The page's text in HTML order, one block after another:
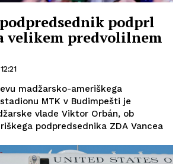
podprl
velikem predvolilnem
madžarsko-ameriškega
MTK v Budimpešti je
vlade Viktor Orbán, ob
podpredsednika ZDA Vancea